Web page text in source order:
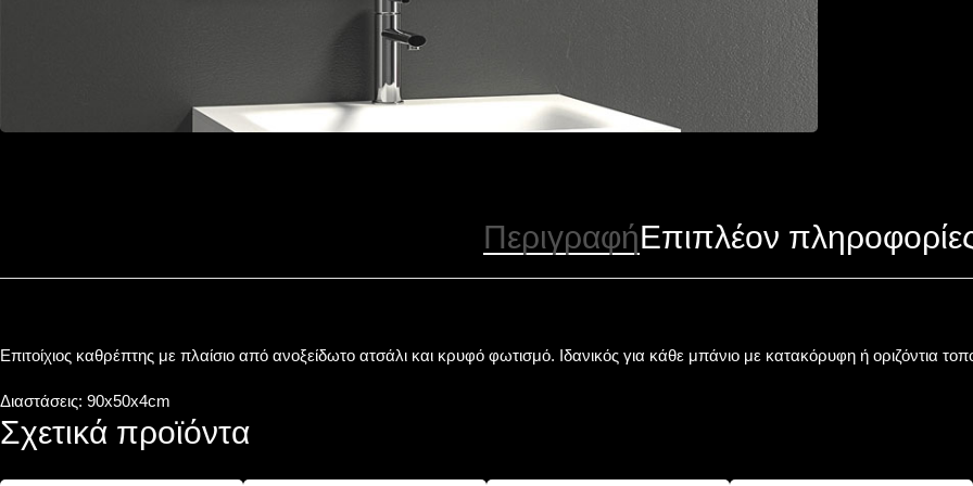
ΠεριγραφήΕπιπλέον
Επιτοίχιος καθρέπτης με πλαίσιο από ανοξείδωτο ατσάλι και κρυφό φωτισμό. Ιδανικός για κάθε μπάνιο με κατακόρυφη ή οριζόντια
Διαστάσεις: 90x50x4cm
Σχετικά προϊόντα